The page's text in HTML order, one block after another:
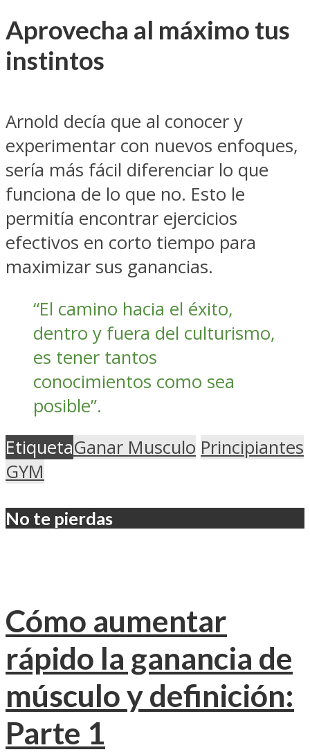
Aprovecha al máximo tus
instintos
Arnold decía que al conocer y
experimentar con nuevos enfoques,
sería más fácil diferenciar lo que
funciona de lo que no. Esto le
permitía encontrar ejercicios
efectivos en corto tiempo para
maximizar sus ganancias.
“El camino hacia el éxito,
dentro y fuera del culturismo,
es tener tantos
conocimientos como sea
posible”.
EtiquetaGanar Musculo Principiantes
GYM
No te pierdas
Cómo aumentar
rápido la ganancia de
músculo y definición:
Parte 1